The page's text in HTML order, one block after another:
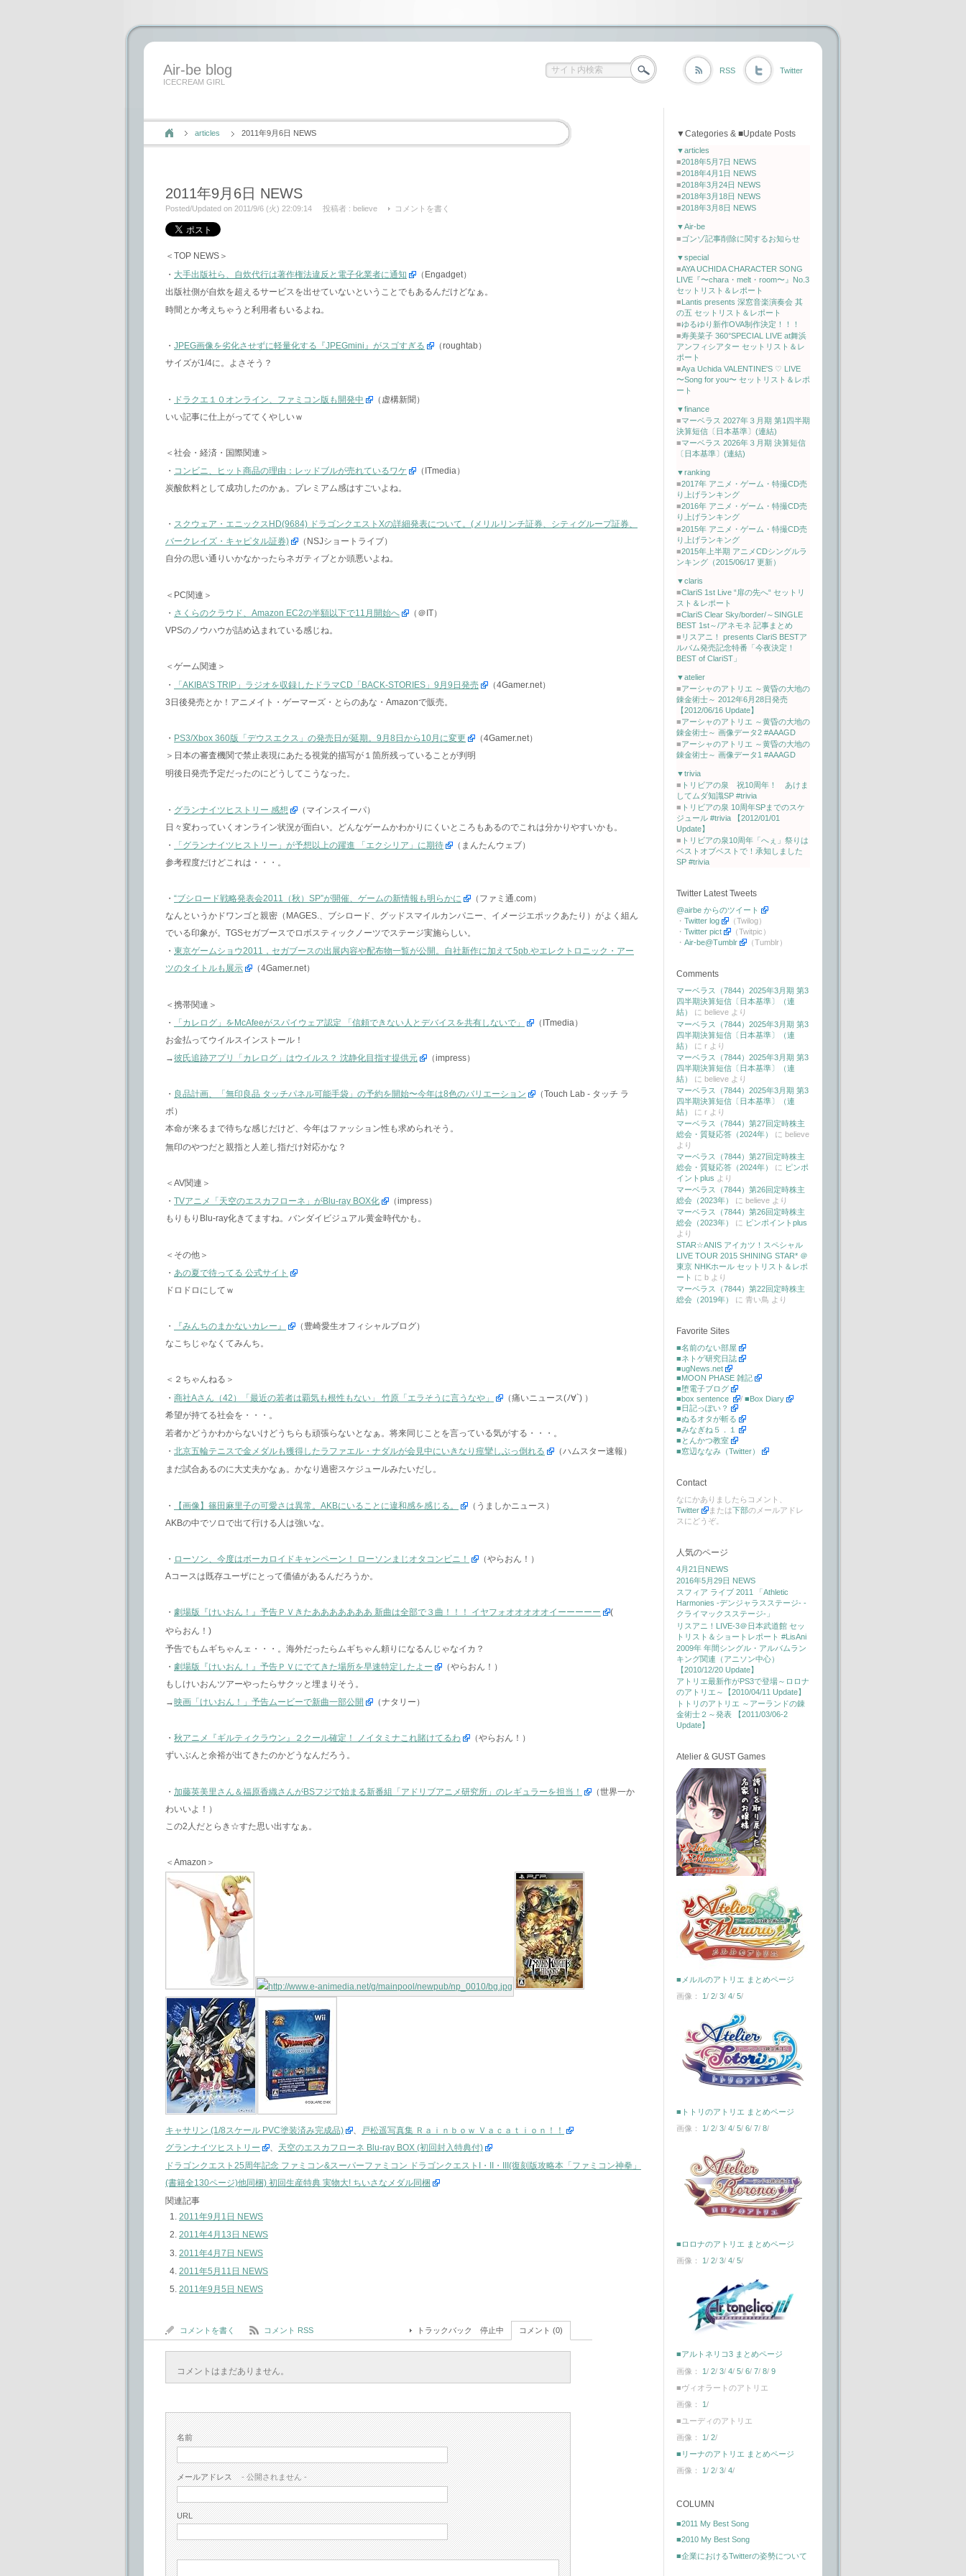
Air-be blog
ICECREAM GIRL
RSS Twitter
articles 2011年9月6日 NEWS
2011年9月6日 NEWS
Posted/Updated on 2011/9/6 (火) 22:09:14 投稿者 : believe コメントを書く
＜TOP NEWS＞
・ 大手出版社ら、自炊代行は著作権法違反と電子化業者に通知
（Engadget）
出版社側が自炊を超えるサービスを出せていないということでもあるんだけどなぁ。
時間とか考えちゃうと利用者もいるよね。
・ JPEG画像を劣化させずに軽量化する『JPEGmini』がスゴすぎる
（roughtab）
サイズが1/4に。よさそう？
・ ドラクエ１０オンライン、ファミコン版も開発中
（虚構新聞）
いい記事に仕上がっててくやしいｗ
＜社会・経済・国際関連＞
・ コンビニ、ヒット商品の理由：レッドブルが売れているワケ
（ITmedia）
炭酸飲料として成功したのかぁ。プレミアム感はすごいよね。
・ スクウェア・エニックスHD(9684) ドラゴンクエストXの詳細発表について。(メリルリンチ証券、シティグループ証券、
バークレイズ・キャピタル証券)
（NSJショートライブ）
自分の思い通りいかなかったらネガティブとか頭悪いよね。
＜PC関連＞
・ さくらのクラウド、Amazon EC2の半額以下で11月開始へ
（＠IT）
VPSのノウハウが詰め込まれている感じね。
＜ゲーム関連＞
・
「AKIBA’S TRIP」ラジオを収録したドラマCD「BACK-STORIES」9月9日発売
（4Gamer.net）
3日後発売とか！アニメイト・ゲーマーズ・とらのあな・Amazonで販売。
・ PS3/Xbox 360版「デウスエクス」の発売日が延期。9月8日から10月に変更
（4Gamer.net）
＞日本の審査機関で禁止表現にあたる視覚的描写が１箇所残っていることが判明
明後日発売予定だったのにどうしてこうなった。
・ グランナイツヒストリー 感想
（マインスイーパ）
日々変わっていくオンライン状況が面白い。どんなゲームかわかりにくいところもあるのでこれは分かりやすいかも。
・
「グランナイツヒストリー」が予想以上の躍進 「エクシリア」に期待
（まんたんウェブ）
参考程度だけどこれは・・・。
・ “ブシロード戦略発表会2011（秋）SP”が開催、ゲームの新情報も明らかに
（ファミ通.com）
なんというかドワンゴと親密（MAGES.、ブシロード、グッドスマイルカンパニー、イメージエポックあたり）がよく組ん
でいる印象が。TGSセガブースでロボスティックノーツでステージ実施らしい。
・ 東京ゲームショウ2011，セガブースの出展内容や配布物一覧が公開。自社新作に加えて5pb.やエレクトロニック・アー
ツのタイトルも展示
（4Gamer.net）
＜携帯関連＞
・
「カレログ」をMcAfeeがスパイウェア認定 「信頼できない人とデバイスを共有しないで」
（ITmedia）
お金払ってウイルスインストール！
→彼氏追跡アプリ「カレログ」はウイルス？ 沈静化目指す提供元 （impress）
・ 良品計画、「無印良品 タッチパネル可能手袋」の予約を開始〜今年は8色のバリエーション
（Touch Lab - タッチ ラ
ボ）
本命が来るまで待ちな感じだけど、今年はファッション性も求められそう。
無印のやつだと親指と人差し指だけ対応かな？
＜AV関連＞
・ TVアニメ「天空のエスカフローネ」がBlu-ray BOX化
（impress）
もりもりBlu-ray化きてますね。バンダイビジュアル黄金時代かも。
＜その他＞
・ あの夏で待ってる 公式サイト
ドロドロにしてｗ
・ 『みんちのまかないカレー』
（豊崎愛生オフィシャルブログ）
なこちじゃなくてみんち。
＜２ちゃんねる＞
・ 商社Aさん（42）「最近の若者は覇気も根性もない」 竹原「エラそうに言うなや」
（痛いニュース(ﾉ∀`) ）
希望が持てる社会を・・・。
若者かどうかわからないけどうちらも頑張らないとなぁ。将来同じことを言っている気がする・・・。
・ 北京五輪テニスで金メダルも獲得したラファエル・ナダルが会見中にいきなり痙攣しぶっ倒れる
（ハムスター速報）
まだ試合あるのに大丈夫かなぁ。かなり過密スケジュールみたいだし。
・ 【画像】篠田麻里子の可愛さは異常。AKBにいることに違和感を感じる。
（うましかニュース）
AKBの中でソロで出て行ける人は強いな。
・ ローソン、今度はボーカロイドキャンペーン！ ローソンまじオタコンビニ！
（やらおん！）
Aコースは既存ユーザにとって価値があるんだろうか。
・ 劇場版『けいおん！』予告ＰＶきたあああああああ 新曲は全部で３曲！！！ イヤフォオオオオオイーーーーー
(
やらおん！)
予告でもムギちゃんェ・・・。海外だったらムギちゃん頼りになるんじゃなイカ？
・ 劇場版『けいおん！』予告ＰＶにでてきた場所を早速特定したよー
（やらおん！）
もしけいおんツアーやったらサクッと埋まりそう。
→映画「けいおん！」予告ムービーで新曲一部公開 （ナタリー）
・ 秋アニメ『ギルティクラウン』２クール確定！ ノイタミナこれ賭けてるわ
（やらおん！）
ずいぶんと余裕が出てきたのかどうなんだろう。
・ 加藤英美里さん＆福原香織さんがBSフジで始まる新番組「アドリブアニメ研究所」のレギュラーを担当！
（世界一か
わいいよ！）
この2人だとらき☆すた思い出すなぁ。
＜Amazon＞
キャサリン (1/8スケール PVC塗装済み完成品)
戸松遥写真集 Ｒａｉｎｂｏｗ Ｖａｃａｔｉｏｎ！！
グランナイツヒストリー
天空のエスカフローネ Blu-ray BOX (初回封入特典付)
ドラゴンクエスト25周年記念 ファミコン&スーパーファミコン ドラゴンクエストI・II・III(復刻版攻略本「ファミコン神拳」
(書籍全130ページ)他同梱) 初回生産特典 実物大! ちいさなメダル同梱
関連記事
2011年9月1日 NEWS
2011年4月13日 NEWS
2011年4月7日 NEWS
2011年5月11日 NEWS
2011年9月5日 NEWS
コメントを書く コメント RSS トラックバック 停止中 コメント (0)
コメントはまだありません。
名前
メールアドレス - 公開されません -
URL
▼Categories & ■Update Posts
▼articles
■2018年5月7日 NEWS
■2018年4月1日 NEWS
■2018年3月24日 NEWS
■2018年3月18日 NEWS
■2018年3月8日 NEWS
▼Air-be
■ゴンゾ記事削除に関するお知らせ
▼special
■AYA UCHIDA CHARACTER SONG
LIVE『〜chara・melt・room〜』No.3
セットリスト＆レポート
■Lantis presents 深窓音楽演奏会 其
の五 セットリスト＆レポート
■ゆるゆり新作OVA制作決定！！！
■寿美菜子 360°SPECIAL LIVE at舞浜
アンフィシアター セットリスト＆レ
ポート
■Aya Uchida VALENTINE'S ♡ LIVE
〜Song for you〜 セットリスト＆レポ
ート
▼finance
■マーベラス 2027年３月期 第1四半期
決算短信〔日本基準〕(連結)
■マーベラス 2026年３月期 決算短信
〔日本基準〕(連結)
▼ranking
■2017年 アニメ・ゲーム・特撮CD売
り上げランキング
■2016年 アニメ・ゲーム・特撮CD売
り上げランキング
■2015年 アニメ・ゲーム・特撮CD売
り上げランキング
■2015年上半期 アニメCDシングルラ
ンキング（2015/06/17 更新）
▼claris
■ClariS 1st Live “扉の先へ“ セットリ
スト＆レポート
■ClariS Clear Sky/border/～SINGLE
BEST 1st～/アネモネ 記事まとめ
■ リスアニ！ presents ClariS BESTア
ルバム発売記念特番「今夜決定！
BEST of ClariST」
▼atelier
■アーシャのアトリエ ～黄昏の大地の
錬金術士～ 2012年6月28日発売
【2012/06/16 Update】
■アーシャのアトリエ ～黄昏の大地の
錬金術士～ 画像データ2 #AAAGD
■アーシャのアトリエ ～黄昏の大地の
錬金術士～ 画像データ1 #AAAGD
▼trivia
■ トリビアの泉 祝10周年！ あけま
してムダ知識SP #trivia
■ トリビアの泉 10周年SPまでのスケ
ジュール #trivia 【2012/01/01
Update】
■ トリビアの泉10周年「へぇ」祭りは
ベストオブベストで！承知しました
SP #trivia
Twitter Latest Tweets
@airbe からのツイート
・ Twitter log
（Twilog）
・ Twitter pict
（Twitpic）
・ Air-be@Tumblr （Tumblr）
Comments
マーベラス（7844）2025年3月期 第3
四半期決算短信〔日本基準〕（連
結）
に believe より
マーベラス（7844）2025年3月期 第3
四半期決算短信〔日本基準〕（連
結）
に r より
マーベラス（7844）2025年3月期 第3
四半期決算短信〔日本基準〕（連
結）
に believe より
マーベラス（7844）2025年3月期 第3
四半期決算短信〔日本基準〕（連
結）
に r より
マーベラス（7844）第27回定時株主
総会・質疑応答（2024年）
に believe
より
マーベラス（7844）第27回定時株主
総会・質疑応答（2024年）
に ピンポ
イントplus より
マーベラス（7844）第26回定時株主
総会（2023年）
に believe より
マーベラス（7844）第26回定時株主
総会（2023年）
に ピンポイントplus
より
STAR☆ANIS アイカツ！スペシャル
LIVE TOUR 2015 SHINING STAR* ＠
東京 NHKホール セットリスト＆レポ
ート に b より
マーベラス（7844）第22回定時株主
総会（2019年）
に 青い鳥 より
Favorite Sites
■名前のない部屋
■ネトゲ研究日誌
■ugNews.net
■MOON PHASE 雑記
■堕電子ブログ
■box sentence
/ ■Box Diary
■日記っぽい？
■ぬるオタが斬る
■みなぎね５．１
■とんかつ教室
■窓辺ななみ（Twitter）
Contact
なにかありましたらコメント、
Twitter
または下部のメールアドレ
スにどうぞ。
人気のページ
4月21日NEWS
2016年5月29日 NEWS
スフィア ライブ 2011 「Athletic
Harmonies -デンジャラスステージ- -
クライマックスステージ-」
リスアニ！LIVE-3＠日本武道館 セッ
トリスト＆ショートレポート #LisAni
2009年 年間シングル・アルバムラン
キング関連（アニソン中心）
【2010/12/20 Update】
アトリエ最新作がPS3で登場～ロロナ
のアトリエ～【2010/04/11 Update】
トトリのアトリエ ～アーランドの錬
金術士２～発表 【2011/03/06-2
Update】
Atelier & GUST Games
■メルルのアトリエ まとめページ
画像： 1/ 2/ 3/ 4/ 5/
■トトリのアトリエ まとめページ
画像： 1/ 2/ 3/ 4/ 5/ 6/ 7/ 8/
■ロロナのアトリエ まとめページ
画像： 1 / 2/ 3/ 4/ 5/
■アルトネリコ3 まとめページ
画像： 1/ 2/ 3/ 4/ 5/ 6/ 7/ 8/ 9
■ヴィオラートのアトリエ
画像： 1/
■ユーディのアトリエ
画像： 1/ 2/
■リーナのアトリエ まとめページ
画像： 1/ 2/ 3/ 4/
COLUMN
■2011 My Best Song
■2010 My Best Song
■企業におけるTwitterの姿勢について